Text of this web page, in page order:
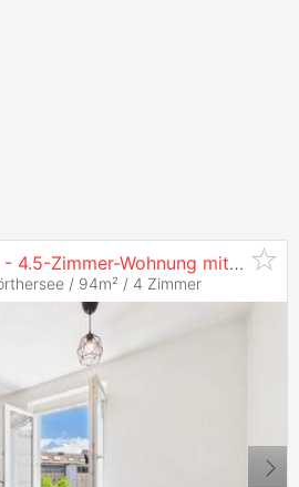
Wohnung mit Klare Raumaufteilung in Zentraler Innenstadtlage
/ 94m² / 4 Zimmer